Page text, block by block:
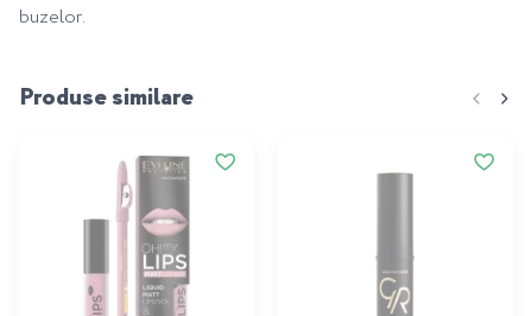
buzelor.
Produse similare